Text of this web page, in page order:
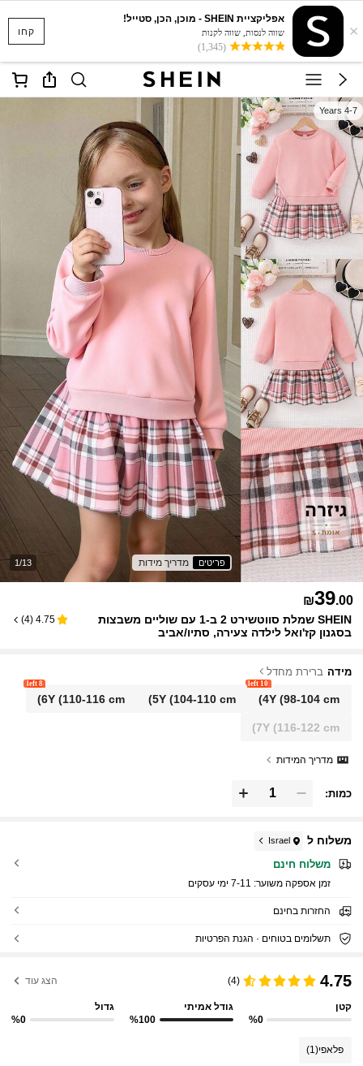
קחו ×
אפליקציית SHEIN - מוכן, הכן, סטייל!
שווה לנסות, שווה לקנות
(1,345)
4-7 Years
פריטים מדריך מידות 1/13
₪39.00
SHEIN שמלת סווטשירט 2 ב-1 עם שוליים משבצות
בסגנון קז'ואל לילדה צעירה, סתיו/אביב
4.75
(
4
)
מידה ברירת מחדל
4Y (98-104 cm)
10 left
5Y(104-110 cm)
6Y (110-116 cm)
8 left
7Y (116-122 cm)
מדריך המידות
כמות:
משלוח ל Israel
משלוח חינם
זמן אספקה ​​משוער: 7-11 ימי עסקים
החזרות בחינם
תשלומים בטוחים · הגנת הפרטיות
4.75
(4) הצג עוד
קטן
%0
גודל אמיתי
%100
גדול
%0
פלאפי(1)